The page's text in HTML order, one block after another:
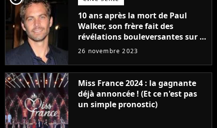
10 ans après la mort de Paul
Walker, son frère fait des
révélations bouleversantes sur la
réaction des acteurs de Fast and
26 novembre 2023
Miss France 2024 : la gagnante
déjà annoncée ! (Et ce n'est pas
un simple pronostic)